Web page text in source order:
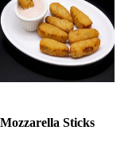
Mozzarella Sticks